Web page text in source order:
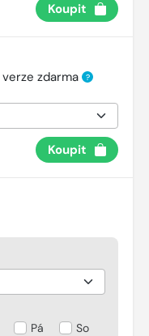
Koupit
zdarma ?
Koupit
Pá So